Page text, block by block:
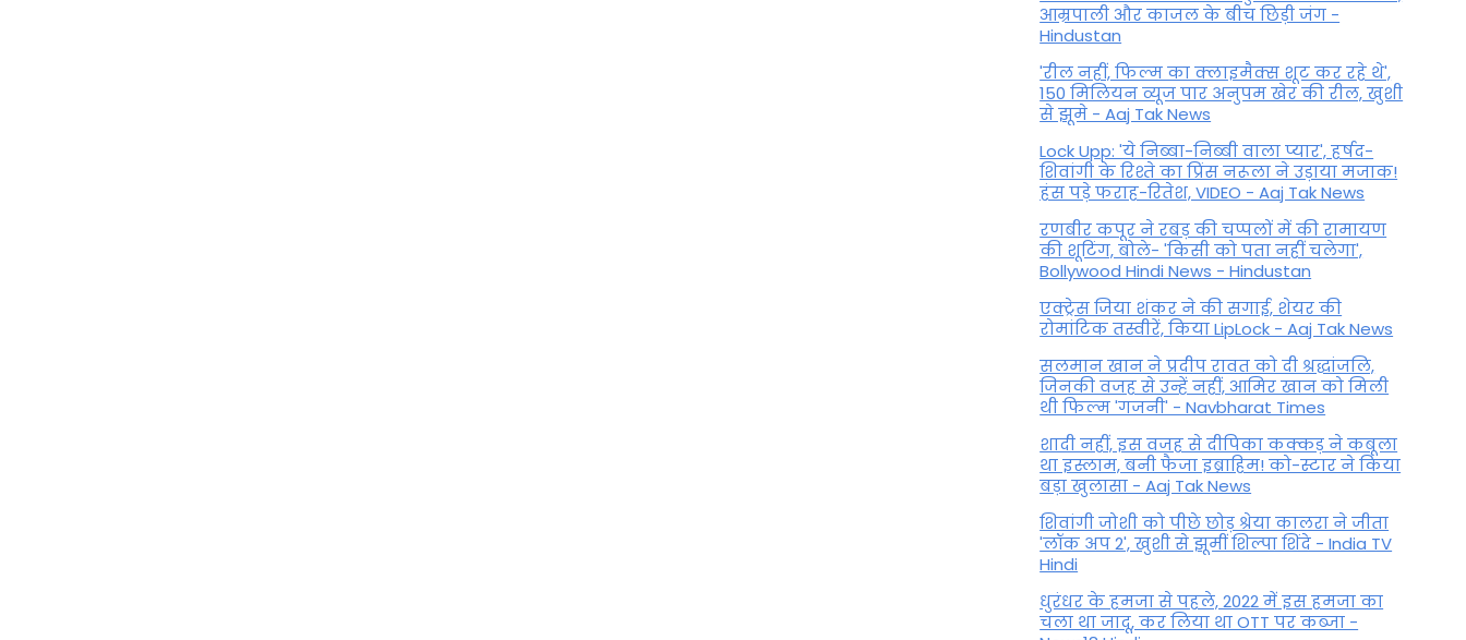
आम्रपाली और काजल के बीच छिड़ी जंग -
Hindustan
'रील नहीं, फिल्म का क्लाइमैक्स शूट कर रहे थे',
150 मिलियन व्यूज पार अनुपम खेर की रील, खुशी
से झूमे - Aaj Tak News
Lock Upp: 'ये निब्बा-निब्बी वाला प्यार', हर्षद-
शिवांगी के रिश्ते का प्रिंस नरूला ने उड़ाया मजाक!
हंस पड़े फराह-रितेश, VIDEO - Aaj Tak News
रणबीर कपूर ने रबड़ की चप्पलों में की रामायण
की शूटिंग, बोले- 'किसी को पता नहीं चलेगा',
Bollywood Hindi News - Hindustan
एक्ट्रेस जिया शंकर ने की सगाई, शेयर की
रोमांटिक तस्वीरें, किया LipLock - Aaj Tak News
सलमान खान ने प्रदीप रावत को दी श्रद्धांजलि,
जिनकी वजह से उन्हें नहीं, आमिर खान को मिली
थी फिल्म 'गजनी' - Navbharat Times
शादी नहीं, इस वजह से दीपिका कक्कड़ ने कबूला
था इस्लाम, बनी फैजा इब्राहिम! को-स्टार ने किया
बड़ा खुलासा - Aaj Tak News
शिवांगी जोशी को पीछे छोड़ श्रेया कालरा ने जीता
'लॉक अप 2', खुशी से झूमीं शिल्पा शिंदे - India TV
Hindi
धुरंधर के हमजा से पहले, 2022 में इस हमजा का
चला था जादू, कर लिया था OTT पर कब्जा -